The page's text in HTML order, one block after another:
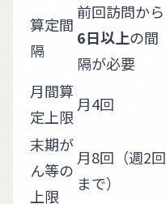
算定間
隔
前回訪問から
6日以上の間
隔が必要
月間算
定上限
月4回
末期が
ん等の
上限
月8回（週2回
まで）